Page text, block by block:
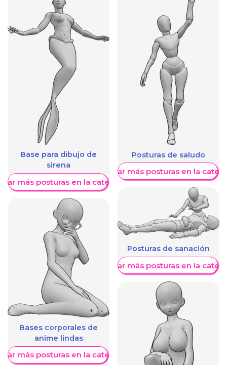
Base para dibujo de
sirena
más posturas en la categoría
Bases corporales de
anime lindas
más posturas en la categoría
Posturas de saludo
Mostrar más posturas en la
Posturas de sanación
Mostrar más posturas en la